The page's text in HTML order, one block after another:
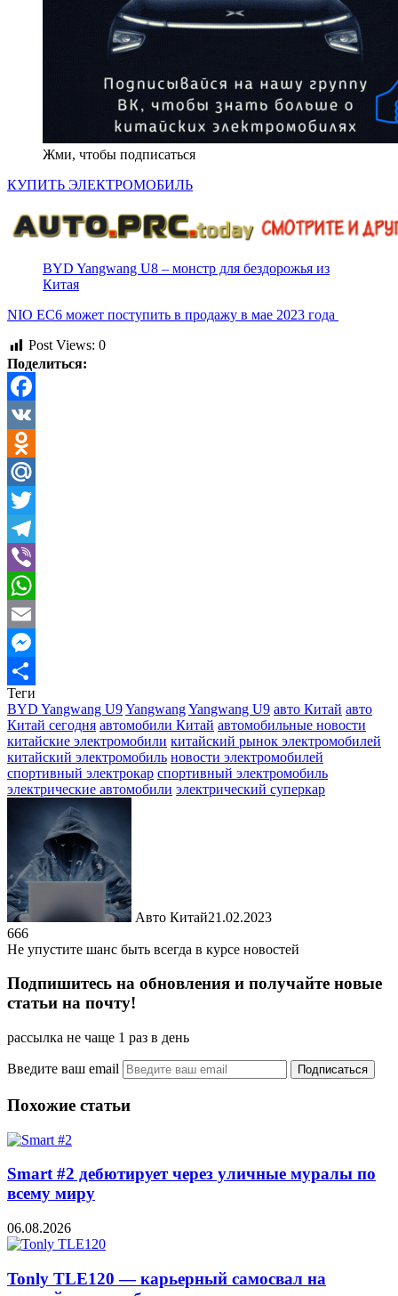
Жми, чтобы подписаться
КУПИТЬ ЭЛЕКТРОМОБИЛЬ
BYD Yangwang U8 – монстр для бездорожья из
Китая
NIO EC6 может поступить в продажу в мае 2023 года
Post Views: 0
Поделиться:
Facebook
VK
Odnoklassniki
Mail.Ru
Twitter
Telegram
Viber
WhatsApp
Email
Messenger
Отправить
Теги
BYD Yangwang U9YangwangYangwang U9 авто Китай авто
Китай сегодня автомобили Китай автомобильные новости
китайские электромобили китайский рынок электромобилей
китайский электромобиль новости электромобилей
спортивный электрокар спортивный электромобиль
электрические автомобили электрический суперкар
Авто Китай21.02.2023
666
Не упустите шанс быть всегда в курсе новостей
Подпишитесь на обновления и получайте новые
статьи на почту!
рассылка не чаще 1 раз в день
Введите ваш email
Похожие статьи
Smart #2 дебютирует через уличные муралы по
всему миру
06.08.2026
Tonly TLE120 — карьерный самосвал на